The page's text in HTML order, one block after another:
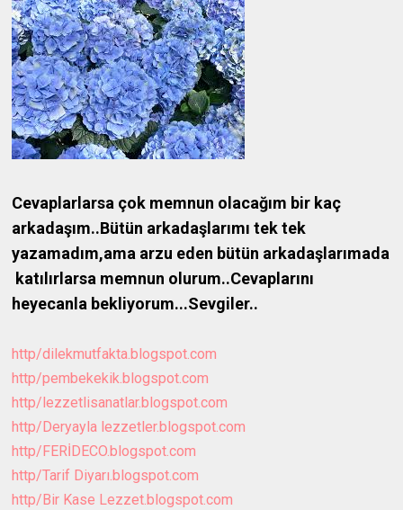
Cevaplarlarsa çok memnun olacağım bir kaç
arkadaşım..Bütün arkadaşlarımı tek tek
yazamadım,ama arzu eden bütün arkadaşlarımada
katılırlarsa memnun olurum..Cevaplarını
heyecanla bekliyorum...Sevgiler..
http/dilekmutfakta.blogspot.com
http/pembekekik.blogspot.com
http/lezzetlisanatlar.blogspot.com
http/Deryayla lezzetler.blogspot.com
http/FERİDECO.blogspot.com
http/Tarif Diyarı.blogspot.com
http/Bir Kase Lezzet.blogspot.com